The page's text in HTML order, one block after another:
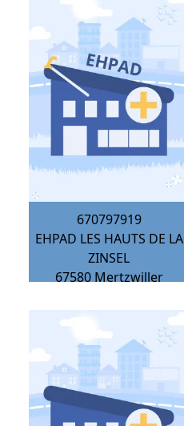
670797919
EHPAD LES HAUTS DE LA
ZINSEL
67580 Mertzwiller